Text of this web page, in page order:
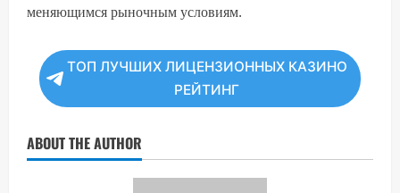
меняющимся рыночным условиям.
ТОП ЛУЧШИХ ЛИЦЕНЗИОННЫХ КАЗИНО
РЕЙТИНГ
ABOUT THE AUTHOR